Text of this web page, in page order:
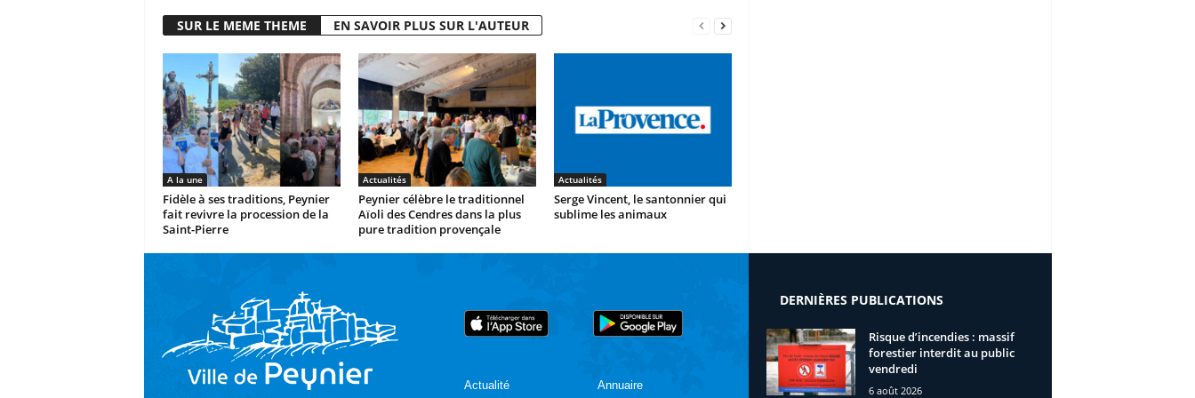
SUR LE MEME THEME EN SAVOIR PLUS SUR L'AUTEUR
A la une
Fidèle à ses traditions, Peynier
fait revivre la procession de la
Saint-Pierre
Actualités
Peynier célèbre le traditionnel
Aïoli des Cendres dans la plus
pure tradition provençale
Actualités
Serge Vincent, le santonnier qui
sublime les animaux
Actualité Annuaire
DERNIÈRES PUBLICATIONS
Risque d’incendies : massif
forestier interdit au public
vendredi
6 août 2026